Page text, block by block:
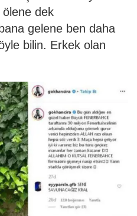
ölene dek
gelene ben daha
bilin. Erkek olan